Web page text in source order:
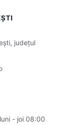
județul
luni - joi 08:00